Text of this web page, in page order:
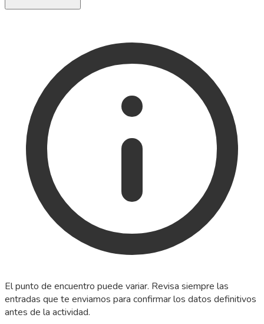
El punto de encuentro puede variar. Revisa siempre las
entradas que te enviamos para confirmar los datos definitivos
antes de la actividad.